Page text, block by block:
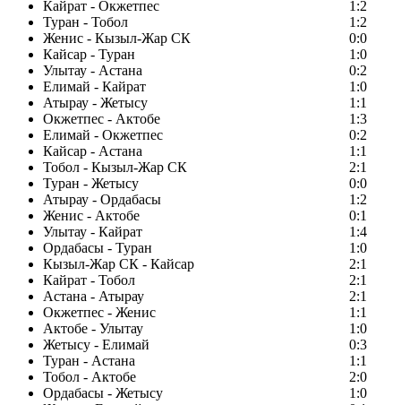
Кайрат - Окжетпес
1:2
Туран - Тобол
1:2
Женис - Кызыл-Жар СК
0:0
Кайсар - Туран
1:0
Улытау - Астана
0:2
Елимай - Кайрат
1:0
Атырау - Жетысу
1:1
Окжетпес - Актобе
1:3
Елимай - Окжетпес
0:2
Кайсар - Астана
1:1
Тобол - Кызыл-Жар СК
2:1
Туран - Жетысу
0:0
Атырау - Ордабасы
1:2
Женис - Актобе
0:1
Улытау - Кайрат
1:4
Ордабасы - Туран
1:0
Кызыл-Жар СК - Кайсар
2:1
Кайрат - Тобол
2:1
Астана - Атырау
2:1
Окжетпес - Женис
1:1
Актобе - Улытау
1:0
Жетысу - Елимай
0:3
Туран - Астана
1:1
Тобол - Актобе
2:0
Ордабасы - Жетысу
1:0